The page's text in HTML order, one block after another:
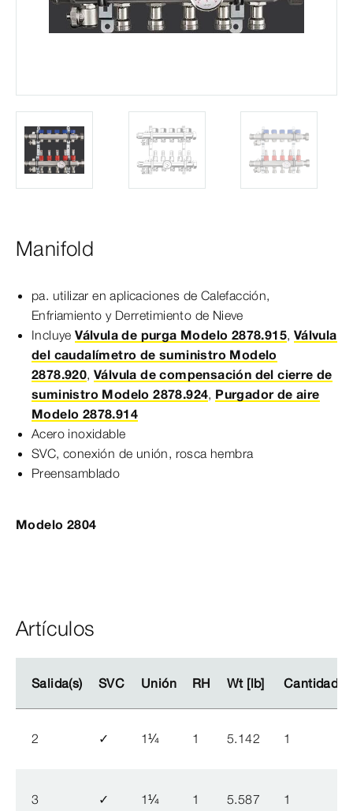
Manifold
pa. utilizar en aplicaciones de Calefacción,
Enfriamiento y Derretimiento de Nieve
IncluyeVálvula de purga Modelo 2878.915, Válvula
del caudalímetro de suministro Modelo
2878.920,Válvula de compensación del cierre de
suministro Modelo 2878.924, Purgador de aire
Modelo 2878.914
Acero inoxidable
SVC, conexión de unión, rosca hembra
Preensamblado
Modelo 2804
Artículos
Salida(s) SVC Unión RH Wt [lb] Cantidad
Salida(s) SVC Unión RH Wt [lb] Cantidad
2 ✓ 1¼ 1 5.142 1
3 ✓ 1¼ 1 5.587 1